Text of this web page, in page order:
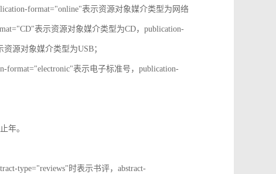
format="online"表示资源对象媒介类型为网络
表示资源对象媒介类型为CD，publication-
源对象媒介类型为USB；
format="electronic"表示电子标准号，publication-
年。
type="reviews"时表示书评，abstract-